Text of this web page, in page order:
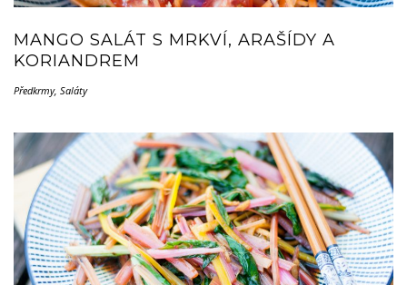
MANGO SALÁT S MRKVÍ, ARAŠÍDY A
KORIANDREM
Předkrmy, Saláty